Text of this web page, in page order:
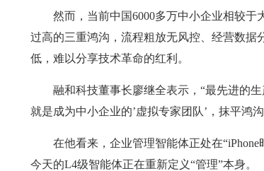
然而，当前中国6000多万中小企业相较于
过高的三重鸿沟，流程粗放无风控、经营数据
低，难以分享技术革命的红利。
融和科技董事长廖继全表示，“最先进的生
就是成为中小企业的’虚拟专家团队’，抹平鸿
在他看来，企业管理智能体正处在“iPhone
今天的L4级智能体正在重新定义“管理”本身。